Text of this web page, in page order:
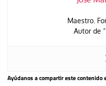
Maestro.
Autor de
Ayúdanos a compartir este contenido